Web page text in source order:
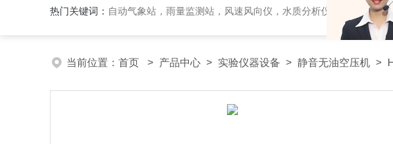
热门关键词： 自动气象站，雨量监测站，风速风向仪，水质分析仪，气体分析报
当前位置： 首页 > 产品中心 > 实验仪器设备 > 静音无油空压机 >